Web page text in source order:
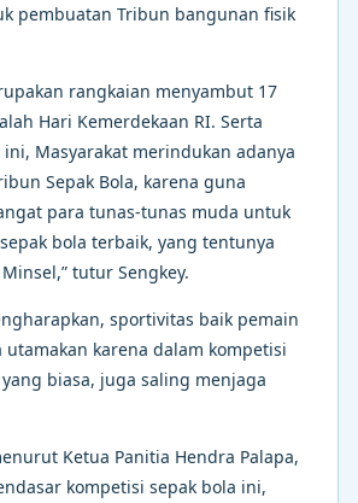
pembuatan Tribun bangunan fisik
rangkaian menyambut 17
Hari Kemerdekaan RI. Serta
Masyarakat merindukan adanya
Sepak Bola, karena guna
para tunas-tunas muda untuk
bola terbaik, yang tentunya
tutur Sengkey.
sportivitas baik pemain
karena dalam kompetisi
biasa, juga saling menjaga
Ketua Panitia Hendra Palapa,
kompetisi sepak bola ini,